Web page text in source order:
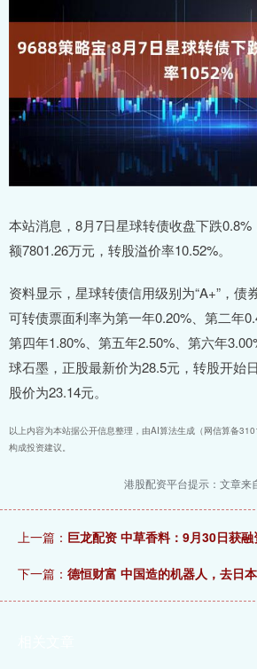
本站消息，8月7日星球转债收盘下跌0.8%
额7801.26万元，转股溢价率10.52%。
资料显示，星球转债信用级别为“A+”，债
可转债票面利率为第一年0.20%、第二年
第四年1.80%、第五年2.50%、第六年
球石墨，正股最新价为28.5元，转股开始
股价为23.14元。
以上内容为本站据公开信息整理，由AI算法生成（网信算备
构成投资建议。
港股配资平台提示：文章来
上一篇： 巨龙配资 中草香料：9月30日获
下一篇： 德恒财富 中国造的机器人，去日